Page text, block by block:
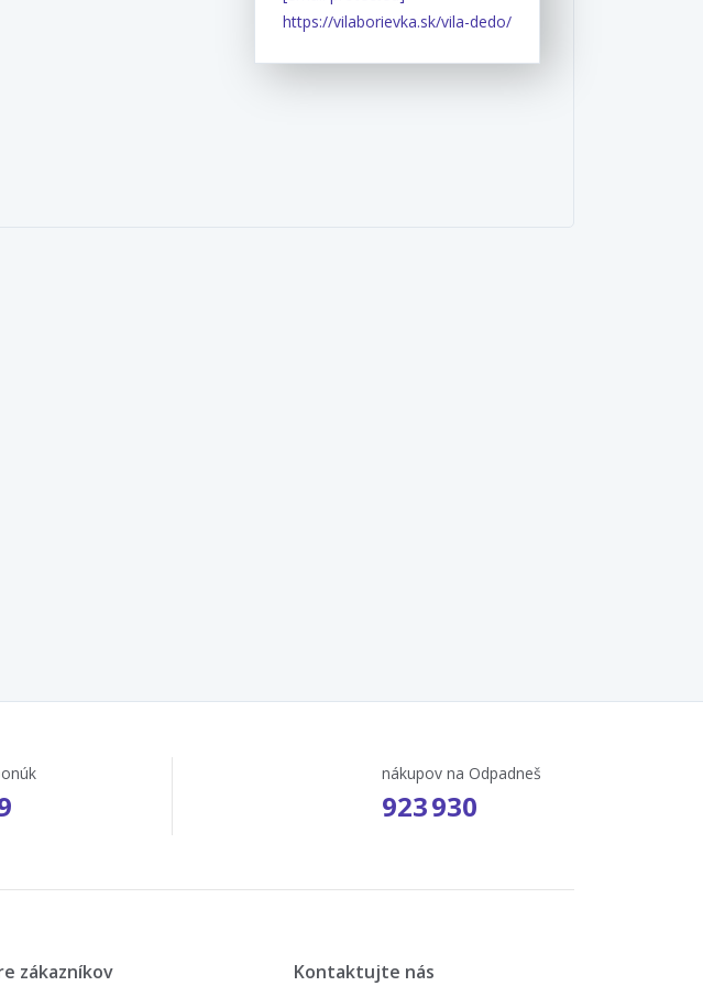
https://vilaborievka.sk/vila-dedo/
nákupov na Odpadneš
923 930
zákazníkov Kontaktujte nás